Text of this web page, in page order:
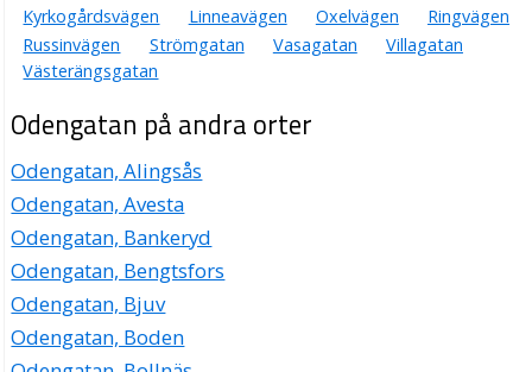
Kyrkogårdsvägen
Linneavägen Oxelvägen
Ringvägen
Russinvägen
Strömgatan Vasagatan
Villagatan
Västerängsgatan
Odengatan på andra orter
Odengatan, Alingsås
Odengatan, Avesta
Odengatan, Bankeryd
Odengatan, Bengtsfors
Odengatan, Bjuv
Odengatan, Boden